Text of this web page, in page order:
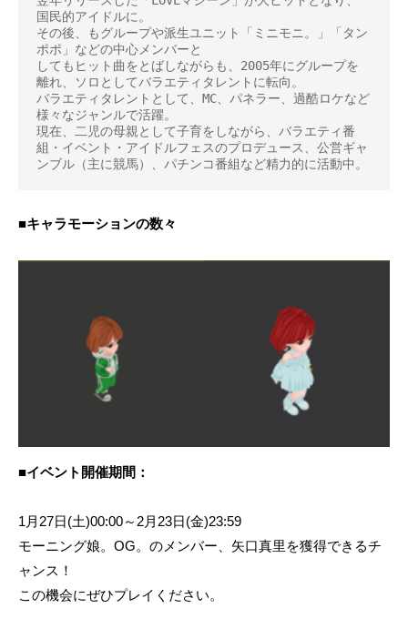
国民的アイドルに。
その後、もグループや派生ユニット「ミニモニ。」「タン
ポポ」などの中心メンバーと
してもヒット曲をとばしながらも、2005年にグループを
離れ、ソロとしてバラエティタレントに転向。
バラエティタレントとして、MC、パネラー、過酷ロケなど
様々なジャンルで活躍。
現在、二児の母親として子育をしながら、バラエティ番
組・イベント・アイドルフェスのプロデュース、公営ギャ
■キャラモーションの数々
■イベント開催期間：
1月27日(土)00:00～2月23日(金)23:59
モーニング娘。OG。のメンバー、矢口真里を獲得できるチ
ャンス！
この機会にぜひプレイください。